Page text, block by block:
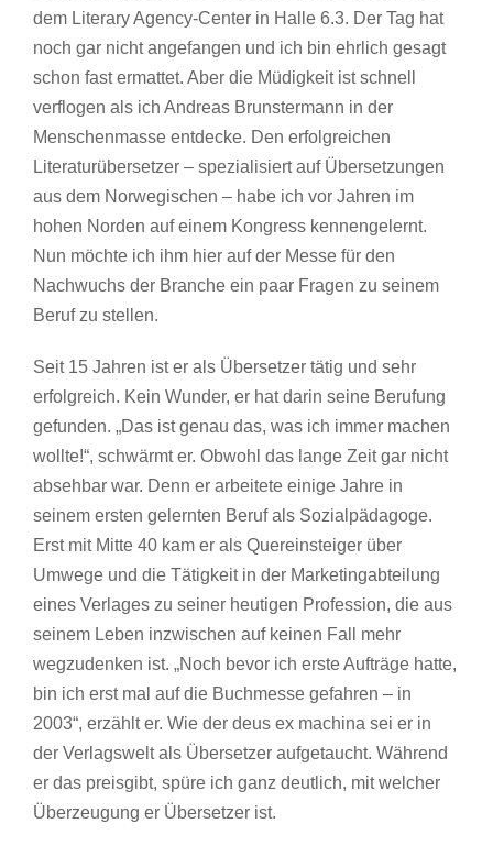
dem Literary Agency-Center in Halle 6.3. Der Tag hat
noch gar nicht angefangen und ich bin ehrlich gesagt
schon fast ermattet. Aber die Müdigkeit ist schnell
verflogen als ich Andreas Brunstermann in der
Menschenmasse entdecke. Den erfolgreichen
Literaturübersetzer – spezialisiert auf Übersetzungen
aus dem Norwegischen – habe ich vor Jahren im
hohen Norden auf einem Kongress kennengelernt.
Nun möchte ich ihm hier auf der Messe für den
Nachwuchs der Branche ein paar Fragen zu seinem
Beruf zu stellen.
Seit 15 Jahren ist er als Übersetzer tätig und sehr
erfolgreich. Kein Wunder, er hat darin seine Berufung
gefunden. „Das ist genau das, was ich immer machen
wollte!“, schwärmt er. Obwohl das lange Zeit gar nicht
absehbar war. Denn er arbeitete einige Jahre in
seinem ersten gelernten Beruf als Sozialpädagoge.
Erst mit Mitte 40 kam er als Quereinsteiger über
Umwege und die Tätigkeit in der Marketingabteilung
eines Verlages zu seiner heutigen Profession, die aus
seinem Leben inzwischen auf keinen Fall mehr
wegzudenken ist. „Noch bevor ich erste Aufträge hatte,
bin ich erst mal auf die Buchmesse gefahren – in
2003“, erzählt er. Wie der deus ex machina sei er in
der Verlagswelt als Übersetzer aufgetaucht. Während
er das preisgibt, spüre ich ganz deutlich, mit welcher
Überzeugung er Übersetzer ist.